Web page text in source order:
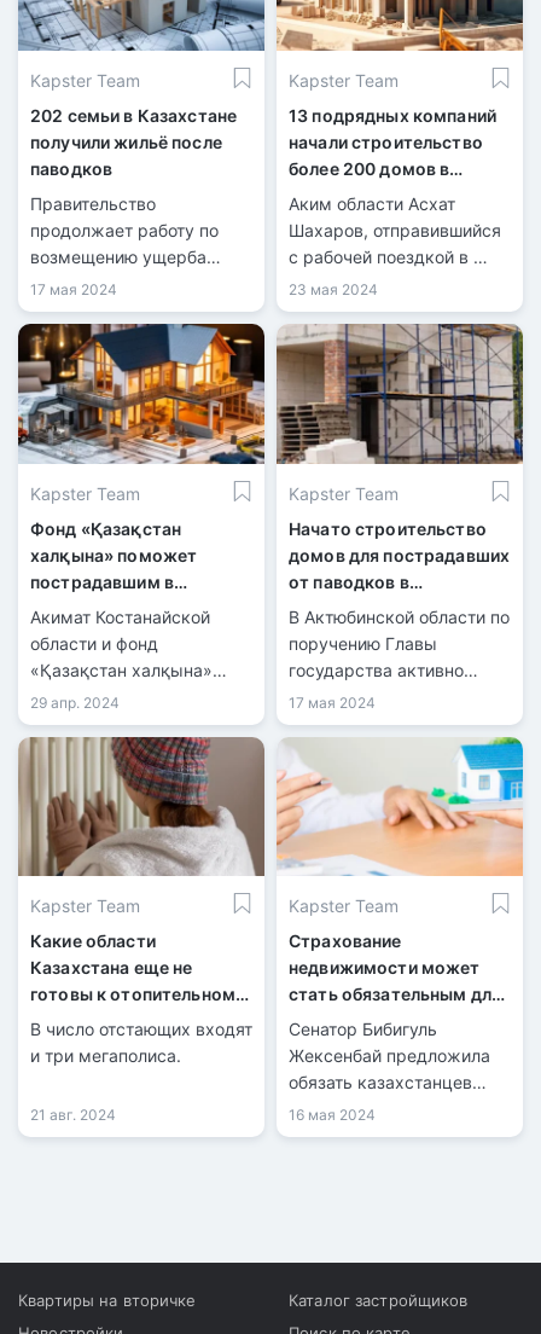
Kapster Team
202 семьи в Казахстане
получили жильё после
паводков
Правительство
продолжает работу по
возмещению ущерба
гражданам,
пострадавшим от
паводков.
17 мая 2024
Kapster Team
13 подрядных компаний
начали строительство
более 200 домов в
Уилском районе
Аким области Асхат
Шахаров, отправившийся
с рабочей поездкой в ​​
Уилский район,
встретился с местными
жителями и
подрядчиками,
начавшими строительство
173 домов в селе Каратал.
23 мая 2024
Kapster Team
Фонд «Қазақстан
халқына» поможет
пострадавшим в
Костанайской области
Акимат Костанайской
области и фонд
«Қазақстан халқына»
подписали меморандум о
строительстве жилья для
пострадавших от
паводков в
Джангельдинском и
Амангельдинском
районах.
29 апр. 2024
Kapster Team
Начато строительство
домов для пострадавших
от паводков в
Темирском районе
Актюбинской области
В Актюбинской области по
поручению Главы
государства активно
восстанавливают
населенные пункты,
пострадавшие от
весеннего паводка.
17 мая 2024
Kapster Team
Какие области
Казахстана еще не
готовы к отопительному
сезону?
В число отстающих входят
и три мегаполиса.
21 авг. 2024
Kapster Team
Страхование
недвижимости может
стать обязательным для
казахстанцев
Сенатор Бибигуль
Жексенбай предложила
обязать казахстанцев
страховать
недвижимость.
16 мая 2024
Квартиры на вторичке
Каталог застройщиков